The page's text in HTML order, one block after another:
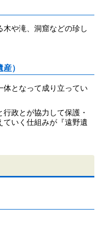
木や滝、洞窟などの珍し
）
体となって成り立ってい
政とが協力して保護・
ていく仕組みが『遠野遺